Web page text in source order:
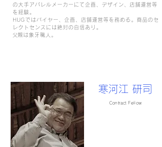
の大手アパレルメーカーにて企画、デザイン、店舗運営等
を経験。
HUGではバイヤー、企画、店舗運営等を務める。商品のセ
レクトセンスには絶対の自信あり。
​父親は象牙職人。
寒河江 研司
Contract Feiiow